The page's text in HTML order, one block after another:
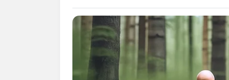
Früher zog man in den